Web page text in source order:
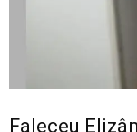
Faleceu